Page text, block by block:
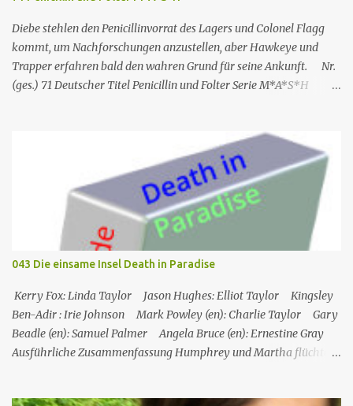
de...
Diebe stehlen den Penicillinvorrat des Lagers und Colonel Flagg
kommt, um Nachforschungen anzustellen, aber Hawkeye und
Trapper erfahren bald den wahren Grund für seine Ankunft. Nr.
(ges.) 71 Deutscher Titel Penicillin und Folter Serie M*A*S*H
Erstaus­strahlung USA 11. Mär. 1975 Deutsch­sprachige EA 19. Apr.
1991 Rolle Schauspieler Synchron sprecher DVD-Nach synchro
VHS M*A*S*H – Teil 2 Captain Benjamin Franklin „Hawkeye“
Pierce Alan Alda Thomas Wolff Reinhard Scheunemann Hans-
Werner Bussinger Captain „Trapper“ John McIntyre Wayne Rogers
Gerald Paradies – Lieutenant Colonel Henry Blake McLean
Stevenson Lothar Mann – Captain B.J. Hunnicutt Mike Farrell Jörg
Hans Nitschke Erich Räuker Heinz Giese Major Frank
„Frettchengesicht“ Burns Larry Linville Uwe Paulsen (...
043 Die einsame Insel Death in Paradise
Kerry Fox: Linda Taylor Jason Hughes: Elliot Taylor Kingsley
Ben-Adir : Irie Johnson Mark Powley (en): Charlie Taylor Gary
Beadle (en): Samuel Palmer Angela Bruce (en): Ernestine Gray
Ausführliche Zusammenfassung Humphrey und Martha flüchten